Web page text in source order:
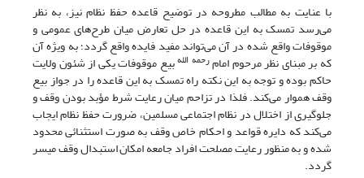
با عنایت به مطالب مطروحه در توضیح قاعده حفظ نظام نیز، به نظر
می‌رسد تمسک به این قاعده در حل تعارض میان طرح‌های عمومی و
موقوفات واقع شده در آن می‌تواند مفید فایده واقع گردد؛ به ویژه آن
که بر مبنای نظر مرحوم امامرحمه اللهبیع موقوفات یکی از شئون ولایت
حاکم بوده و توجه به این نکته راه تمسک به این قاعده را در جواز بیع
وقف هموار می‌کند. فلذا در تزاحم میان رعایت شرط مؤبد بودن وقف و
جلوگیری از اختلال در نظام اجتماعی مسلمین، ضرورت حفظ نظام ایجاب
می‌کند که دایره قواعد و احکام خاص وقف به صورت استثنائی محدود
شده و به منظور رعایت مصلحت افراد جامعه امکان استبدال وقف میسر
گردد.